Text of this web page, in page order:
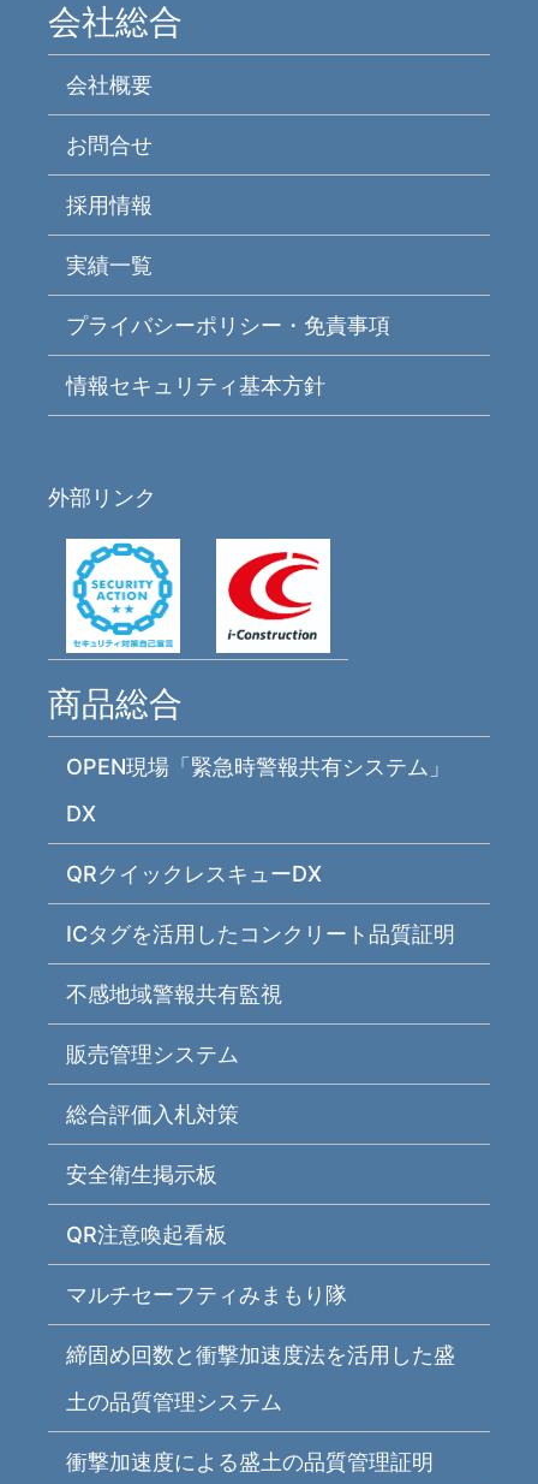
会社総合
会社概要
お問合せ
採用情報
実績一覧
プライバシーポリシー・免責事項
情報セキュリティ基本方針
外部リンク
商品総合
OPEN現場「緊急時警報共有システム」
DX
QRクイックレスキューDX
ICタグを活用したコンクリート品質証明
不感地域警報共有監視
販売管理システム
総合評価入札対策
安全衛生掲示板
QR注意喚起看板
マルチセーフティみまもり隊
締固め回数と衝撃加速度法を活用した盛
土の品質管理システム
衝撃加速度による盛土の品質管理証明